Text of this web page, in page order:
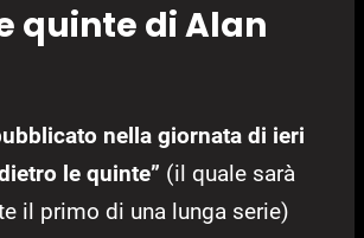
quinte di Alan
nella giornata di ieri
le quinte” (il quale sarà
il primo di una lunga serie)